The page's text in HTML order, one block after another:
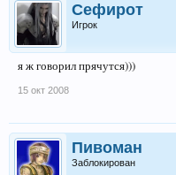
Сефирот
Игрок
я ж говорил прячутся)))
15 окт 2008
Пивоман
Заблокирован